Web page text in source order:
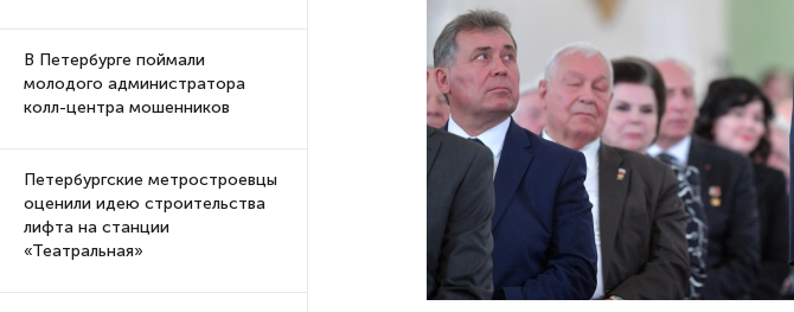
В Петербурге поймали
молодого администратора
колл-центра мошенников
Петербургские метростроевцы
оценили идею строительства
лифта на станции
«Театральная»